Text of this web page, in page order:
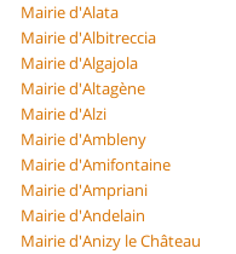
Mairie d'Alata
Mairie d'Albitreccia
Mairie d'Algajola
Mairie d'Altagène
Mairie d'Alzi
Mairie d'Ambleny
Mairie d'Amifontaine
Mairie d'Ampriani
Mairie d'Andelain
Mairie d'Anizy le Château